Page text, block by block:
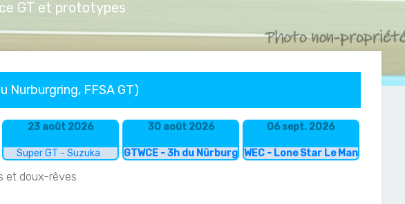
GT et prototypes
Nurburgring, FFSA GT)
23 août 2026
Super GT - Suzuka
30 août 2026
GTWCE - 3h du Nürburgring
06 sept. 2026
WEC - Lone Star Le Mans
et doux-rêves